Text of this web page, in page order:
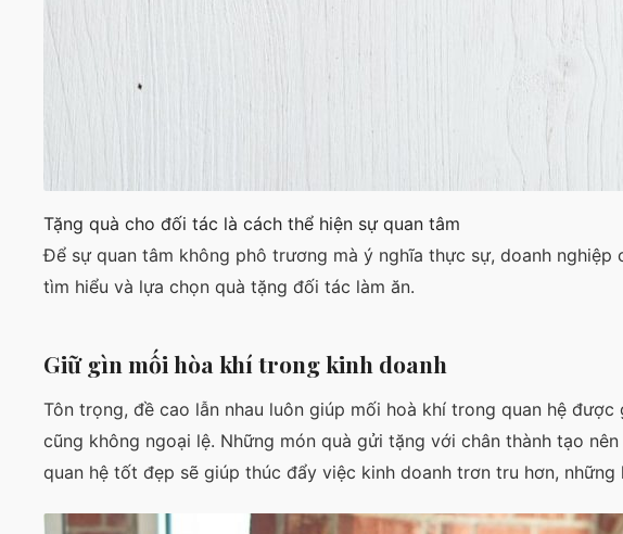
Tặng quà cho đối tác là cách thể hiện sự quan tâm
Để sự quan tâm không phô trương mà ý nghĩa thực sự, doanh
tìm hiểu và lựa chọn quà tặng đối tác làm ăn.
Giữ gìn mối hòa khí trong kinh doanh
Tôn trọng, đề cao lẫn nhau luôn giúp mối hoà khí trong quan hệ
cũng không ngoại lệ. Những món quà gửi tặng với chân thành tạo
quan hệ tốt đẹp sẽ giúp thúc đẩy việc kinh doanh trơn tru hơn,